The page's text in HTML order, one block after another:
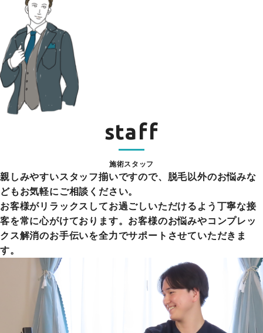
staff
施術スタッフ
親しみやすいスタッフ揃いですので、脱毛以外のお悩みな
どもお気軽にご相談ください。
お客様がリラックスしてお過ごしいただけるよう丁寧な接
客を常に心がけております。お客様のお悩みやコンプレッ
クス解消のお手伝いを全力でサポートさせていただきま
す。